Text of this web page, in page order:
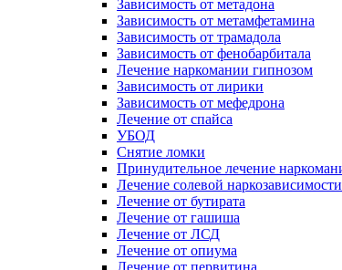
Зависимость от метадона
Зависимость от метамфетамина
Зависимость от трамадола
Зависимость от фенобарбитала
Лечение наркомании гипнозом
Зависимость от лирики
Зависимость от мефедрона
Лечение от спайса
УБОД
Снятие ломки
Принудительное лечение
Лечение солевой наркозависимости
Лечение от бутирата
Лечение от гашиша
Лечение от ЛСД
Лечение от опиума
Лечение от первитина